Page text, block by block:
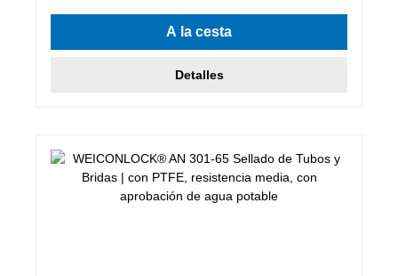
A la cesta
Detalles